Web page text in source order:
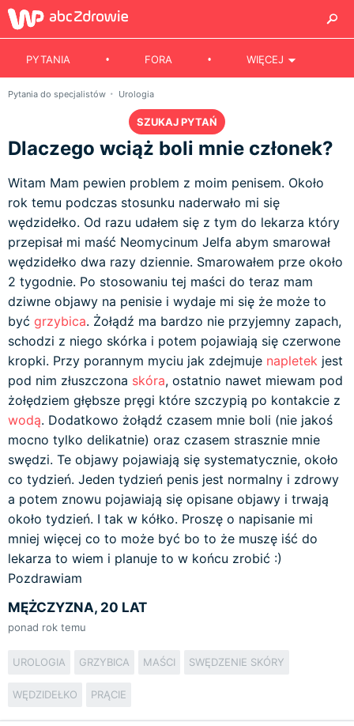
PYTANIA FORA WIĘCEJ
Pytania do specjalistów Urologia
SZUKAJ PYTAŃ
Dlaczego wciąż boli mnie członek?
Witam Mam pewien problem z moim penisem. Około
rok temu podczas stosunku naderwało mi się
wędzidełko. Od razu udałem się z tym do lekarza który
przepisał mi maść Neomycinum Jelfa abym smarował
wędzidełko dwa razy dziennie. Smarowałem prze około
2 tygodnie. Po stosowaniu tej maści do teraz mam
dziwne objawy na penisie i wydaje mi się że może to
być grzybica. Żołądź ma bardzo nie przyjemny zapach,
schodzi z niego skórka i potem pojawiają się czerwone
kropki. Przy porannym myciu jak zdejmuje napletek jest
pod nim złuszczona skóra, ostatnio nawet miewam pod
żołędziem głębsze pręgi które szczypią po kontakcie z
wodą. Dodatkowo żołądź czasem mnie boli (nie jakoś
mocno tylko delikatnie) oraz czasem strasznie mnie
swędzi. Te objawy pojawiają się systematycznie, około
co tydzień. Jeden tydzień penis jest normalny i zdrowy
a potem znowu pojawiają się opisane objawy i trwają
około tydzień. I tak w kółko. Proszę o napisanie mi
mniej więcej co to może być bo to że muszę iść do
lekarza to wiem i planuje to w końcu zrobić :)
Pozdrawiam
MĘŻCZYZNA, 20 LAT
ponad rok temu
UROLOGIA GRZYBICA MAŚCI SWĘDZENIE SKÓRY
WĘDZIDEŁKO PRĄCIE